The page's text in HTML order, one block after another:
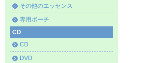
その他のエッセンス
専用ポーチ
CD
CD
DVD